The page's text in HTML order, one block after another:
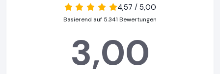
4,57 / 5,00
Basierend auf 5.341 Bewertungen
3,00